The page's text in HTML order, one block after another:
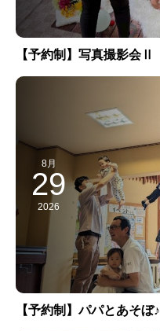
【予約制】写真撮影会Ⅱ
8月
29
2026
【予約制】パパとあそぼ♪